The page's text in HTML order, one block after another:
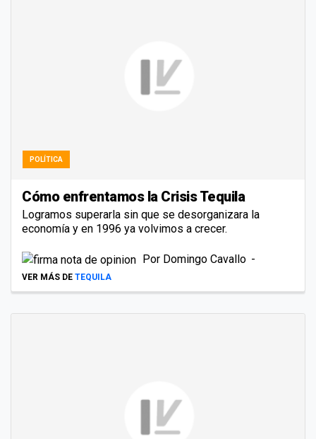
POLÍTICA
Cómo enfrentamos la Crisis Tequila
Logramos superarla sin que se desorganizara la
economía y en 1996 ya volvimos a crecer.
Por Domingo Cavallo
VER MÁS DE TEQUILA